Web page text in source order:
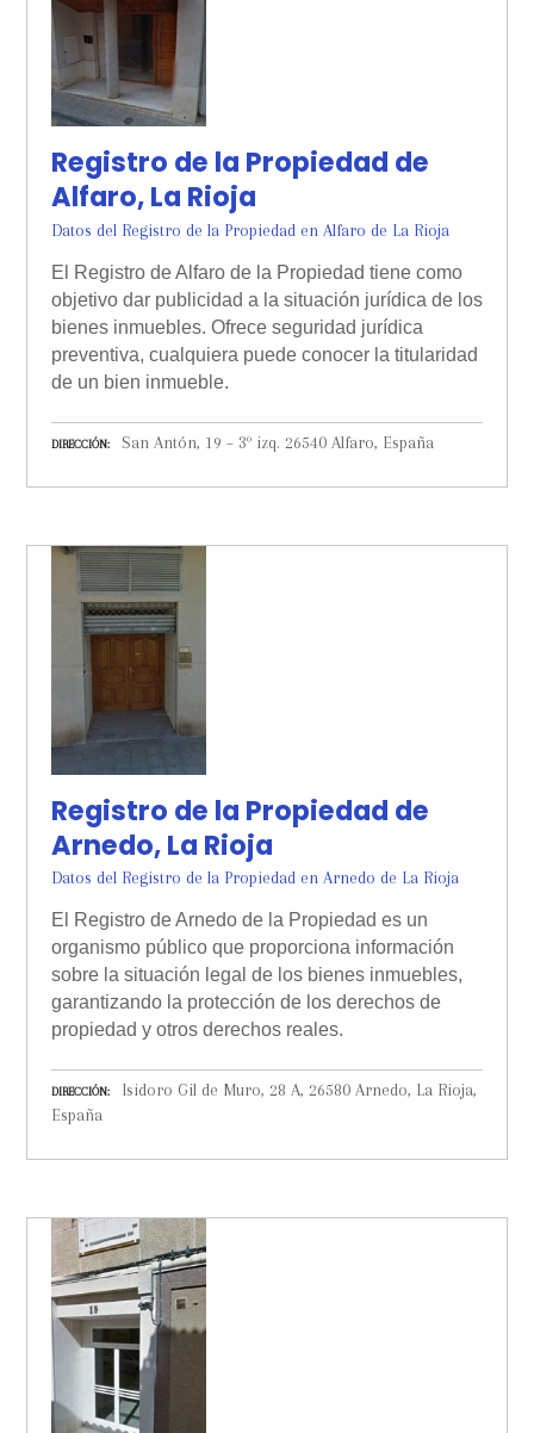
Registro de la Propiedad de
Alfaro, La Rioja
Datos del Registro de la Propiedad en Alfaro de La Rioja
El Registro de Alfaro de la Propiedad tiene como
objetivo dar publicidad a la situación jurídica de los
bienes inmuebles. Ofrece seguridad jurídica
preventiva, cualquiera puede conocer la titularidad
de un bien inmueble.
DIRECCIÓN San Antón, 19 – 3º izq. 26540 Alfaro, España
Registro de la Propiedad de
Arnedo, La Rioja
Datos del Registro de la Propiedad en Arnedo de La Rioja
El Registro de Arnedo de la Propiedad es un
organismo público que proporciona información
sobre la situación legal de los bienes inmuebles,
garantizando la protección de los derechos de
propiedad y otros derechos reales.
DIRECCIÓN
Isidoro Gil de Muro, 28 A, 26580 Arnedo, La Rioja,
España